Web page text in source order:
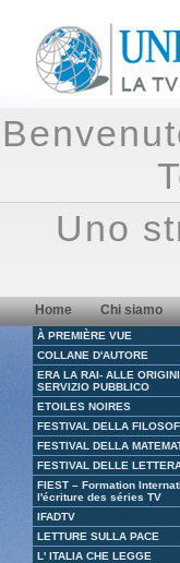
Uno
Home Chi siamo
À PREMIÈRE VUE
COLLANE D'AUTORE
ERA LA RAI- ALLE ORIGINI
SERVIZIO PUBBLICO
ETOILES NOIRES
FESTIVAL DELLA
FESTIVAL DELLA
FESTIVAL DELLE
FIEST – Formation
l'écriture des séries TV
IFADTV
LETTURE SULLA PACE
L' ITALIA CHE LEGGE